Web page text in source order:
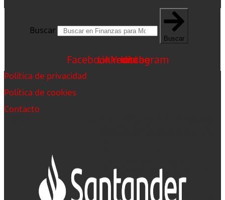
Buscar
Buscar
FacebookLinkedin
Youtube
Instagram
Política de privacidad
Política de cookies
Contacto